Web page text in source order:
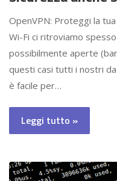
OpenVPN: Proteggi la
Wi-Fi ci ritroviamo
possibilmente aperte
questi casi tutti i nostri
è facile per…
Leggi tutto »